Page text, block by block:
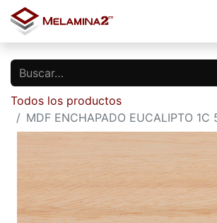
Todos los productos
MDF ENCHAPADO EUCALIPTO 1C